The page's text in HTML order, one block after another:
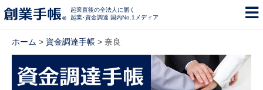
起業直後の全法人に届く
起業･資金調達 国内No.1メディア
ホーム > 資金調達手帳 > 奈良